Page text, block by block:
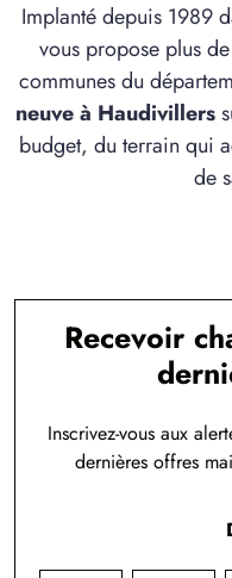
Implanté depuis 1989
vous propose plus de
communes du
neuve à Haudivillers
budget, du terrain qui
de
Recevoir
Inscrivez-vous aux
dernières offres